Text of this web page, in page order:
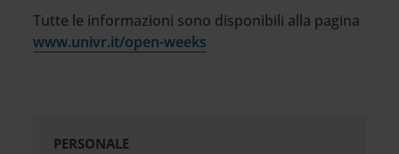
Tutte le informazioni sono disponibili alla pagina
www.univr.it/open-weeks
PERSONALE